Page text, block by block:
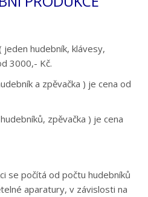
jeden hudebník, klávesy,
3000,- Kč.
a zpěvačka ) je cena od
zpěvačka ) je cena
počítá od počtu hudebníků
aparatury, v závislosti na